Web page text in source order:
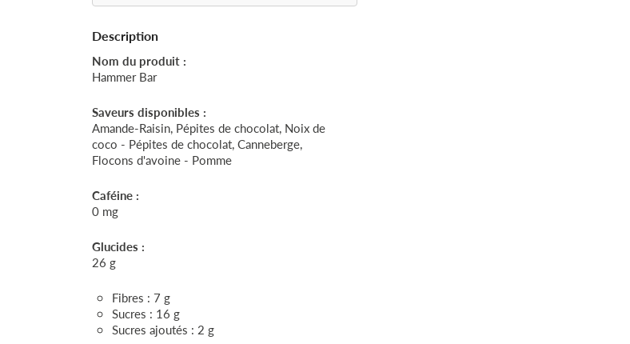
Description
Nom du produit :
Hammer Bar
Saveurs disponibles :
Amande-Raisin, Pépites de chocolat, Noix de
coco - Pépites de chocolat, Canneberge,
Flocons d'avoine - Pomme
Caféine :
0 mg
Glucides :
26 g
Fibres : 7 g
Sucres : 16 g
Sucres ajoutés : 2 g